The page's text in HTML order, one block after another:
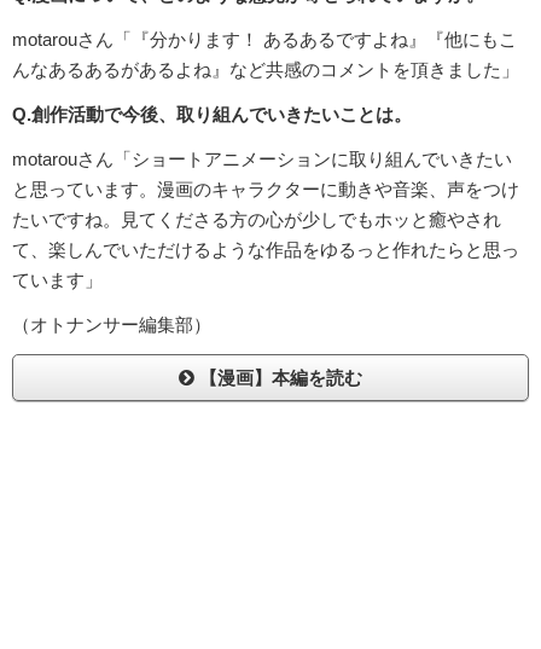
motarouさん「『分かります！ あるあるですよね』『他にもこ
んなあるあるがあるよね』など共感のコメントを頂きました」
Q.創作活動で今後、取り組んでいきたいことは。
motarouさん「ショートアニメーションに取り組んでいきたい
と思っています。漫画のキャラクターに動きや音楽、声をつけ
たいですね。見てくださる方の心が少しでもホッと癒やされ
て、楽しんでいただけるような作品をゆるっと作れたらと思っ
ています」
（オトナンサー編集部）
【漫画】本編を読む